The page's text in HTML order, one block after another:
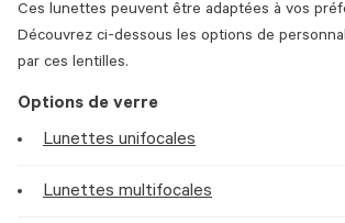
Ces lunettes peuvent être adaptées à vos
Découvrez ci-dessous les options de
par ces lentilles.
Options de verre
Lunettes unifocales
Lunettes multifocales